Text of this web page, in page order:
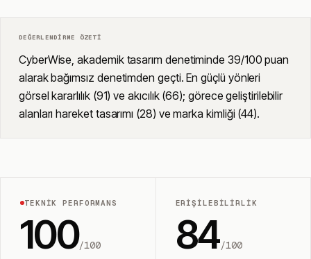
DEĞERLENDIRME ÖZETI
CyberWise, akademik tasarım denetiminde 39/100 puan
alarak bağımsız denetimden geçti. En güçlü yönleri
görsel kararlılık (91) ve akıcılık (66); görece geliştirilebilir
alanları hareket tasarımı (28) ve marka kimliği (44).
TEKNIK PERFORMANS
100/100
ERIŞILEBILIRLIK
84/100